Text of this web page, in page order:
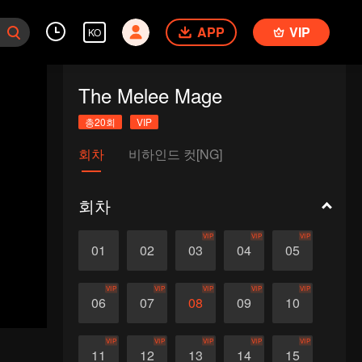
KO APP VIP
The Melee Mage
총20회 VIP
회차 비하인드 컷[NG]
회차
01 02 03
VIP
04
VIP
05
VIP
06
VIP
07
VIP
08
VIP
09
VIP
10
VIP
11
VIP
12
VIP
13
VIP
14
VIP
15
VIP